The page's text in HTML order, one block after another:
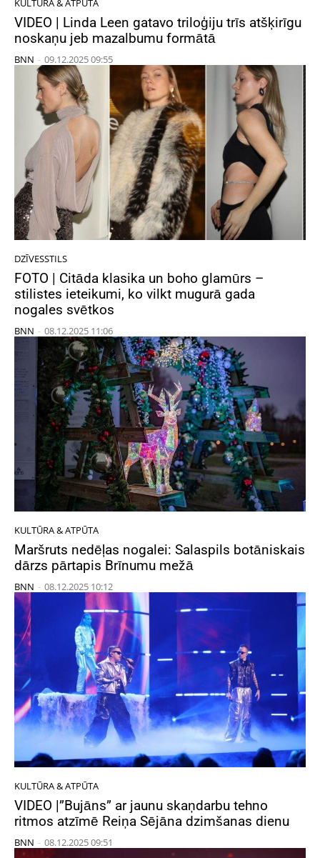
KULTŪRA & ATPŪTA
VIDEO | Linda Leen gatavo triloģiju trīs atšķirīgu
noskaņu jeb mazalbumu formātā
BNN - 09.12.2025 09:55
DZĪVESSTILS
FOTO | Citāda klasika un boho glamūrs –
stilistes ieteikumi, ko vilkt mugurā gada
nogales svētkos
BNN - 08.12.2025 11:06
KULTŪRA & ATPŪTA
Maršruts nedēļas nogalei: Salaspils botāniskais
dārzs pārtapis Brīnumu mežā
BNN - 08.12.2025 10:12
KULTŪRA & ATPŪTA
VIDEO |”Bujāns” ar jaunu skaņdarbu tehno
ritmos atzīmē Reiņa Sējāna dzimšanas dienu
BNN - 08.12.2025 09:51